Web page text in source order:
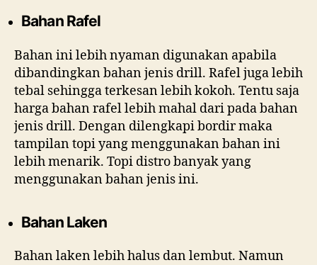
Bahan Rafel
Bahan ini lebih nyaman digunakan apabila
dibandingkan bahan jenis drill. Rafel juga lebih
tebal sehingga terkesan lebih kokoh. Tentu saja
harga bahan rafel lebih mahal dari pada bahan
jenis drill. Dengan dilengkapi bordir maka
tampilan topi yang menggunakan bahan ini
lebih menarik. Topi distro banyak yang
menggunakan bahan jenis ini.
Bahan Laken
Bahan laken lebih halus dan lembut. Namun